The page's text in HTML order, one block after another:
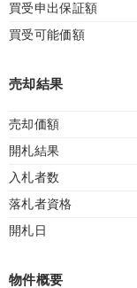
買受申出保証額
買受可能価額
売却結果
売却価額
開札結果
入札者数
落札者資格
開札日
物件概要